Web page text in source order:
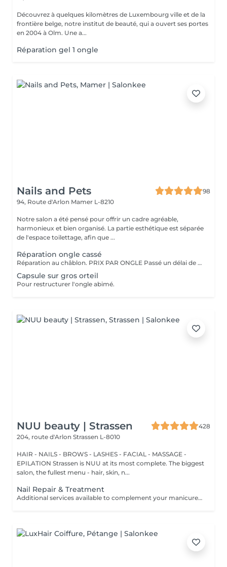
Découvrez à quelques kilomètres de Luxembourg ville et de la
frontière belge, notre institut de beauté, qui a ouvert ses portes
en 2004 à Olm. Une a...
Réparation gel 1 ongle
Nails and Pets
98
94, Route d'Arlon Mamer L-8210
Notre salon a été pensé pour offrir un cadre agréable,
harmonieux et bien organisé. La partie esthétique est séparée
de l'espace toilettage, afin que ...
Réparation ongle cassé
Réparation au châblon. PRIX PAR ONGLE Passé un délai de deux semaines, la réparation sera facturée. ----> Elle sera offerte gratuitement avant cette échéance.
Capsule sur gros orteil
Pour restructurer l'ongle abimé.
NUU beauty | Strassen
428
204, route d'Arlon Strassen L-8010
HAIR - NAILS - BROWS - LASHES - FACIAL - MASSAGE -
EPILATION Strassen is NUU at its most complete. The biggest
salon, the fullest menu - hair, skin, n...
Nail Repair & Treatment
Additional services available to complement your manicure or as standalone treatments. Nail Repair per nail (during service) Minor repair of a single nail (small crack, local damage or broken nail). This option can be added multiple times if more than one nail requires repair. Charged at 3€ per nail for Manicure with Gel Polish services. Nail Repair per nail (walk-in) Repair of one nail without manicure or polish application. Suitable for clients booking a repair only. Onycholysis Treatment per nail Targeted care for nails affected by onycholysis. Performed without polish to support healthy nail recovery. IBX Nail Repair System Professional nail treatment designed to strengthen and restore natural nails. Can be booked alone or combined with gel removal for deeper repair. Gel Polish Removal Gentle and careful removal of gel polish.